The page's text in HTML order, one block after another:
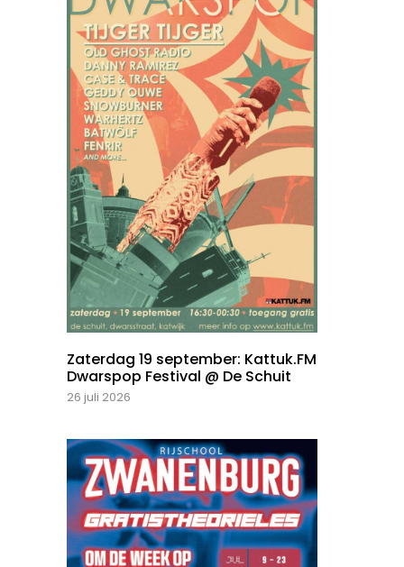
Zaterdag 19 september: Kattuk.FM
Dwarspop Festival @ De Schuit
26 juli 2026